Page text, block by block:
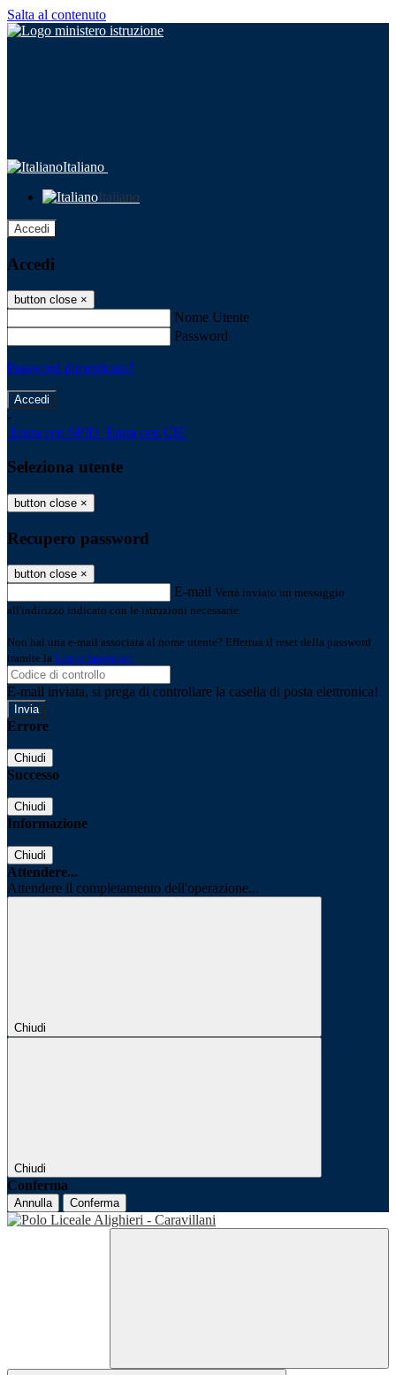
Salta al contenuto
Italiano
Italiano
Accedi
Accedi
button close ×
Nome Utente
Password
Password dimenticata?
-
Entra con SPID Entra con CIE
Seleziona utente
button close ×
Recupero password
button close ×
E-mail Verrà inviato un messaggio
all'indirizzo indicato con le istruzioni necessarie.
Non hai una e-mail associata al nome utente? Effettua il reset della password
tramite la Login Spaggiari
E-mail inviata, si prega di controllare la casella di posta elettronica!
Errore
Chiudi
Successo
Chiudi
Informazione
Chiudi
Attendere...
Attendere il completamento dell'operazione...
Chiudi
Chiudi
Conferma
Annulla Conferma